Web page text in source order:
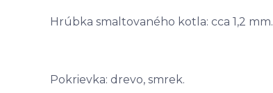
Hrúbka smaltovaného kotla: cca 1,2 mm.
Pokrievka: drevo, smrek.